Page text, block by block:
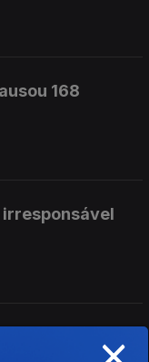
168
irresponsável